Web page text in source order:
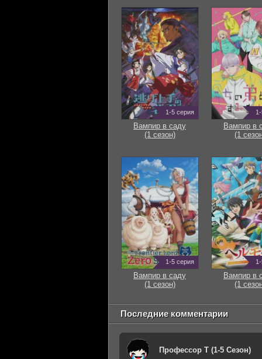
1-5 серия
Вампир в саду
(1 сезон)
Вампир в
(1
1-5 серия
Вампир в саду
(1 сезон)
Вампир в
(1
Последние комментарии
Профессор Т (1-5 Сезон)